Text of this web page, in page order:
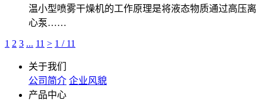
温小型喷雾干燥机的工作原理是将液态物质通过高压离
心泵……
1 2 3 ... 11 > 1 / 11
关于我们
公司简介 企业风貌
产品中心